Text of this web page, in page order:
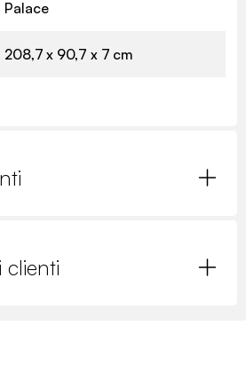
Palace
208,7 x 90,7 x 7 cm
clienti